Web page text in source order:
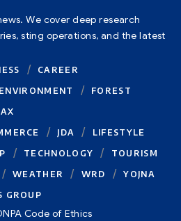
We cover deep research
sting operations, and the latest
CAREER
ENVIRONMENT
FOREST
JDA
LIFESTYLE
TECHNOLOGY
TOURISM
WEATHER WRD
YOJNA
GROUP
Code of Ethics